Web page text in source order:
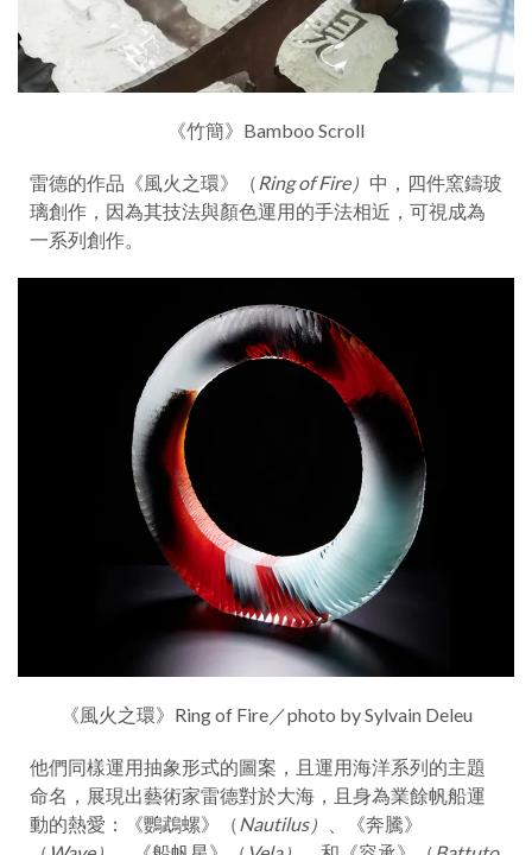
《竹簡》Bamboo Scroll
雷德的作品《風火之環》（ Ring of Fire） 中，四件窯鑄玻
璃創作，因為其技法與顏色運用的手法相近，可視成為
一系列創作。
《風火之環》Ring of Fire／photo by Sylvain Deleu
他們同樣運用抽象形式的圖案，且運用海洋系列的主題
命名，展現出藝術家雷德對於大海，且身為業餘帆船運
動的熱愛：《鸚鵡螺》（Nautilus）
、《奔騰》